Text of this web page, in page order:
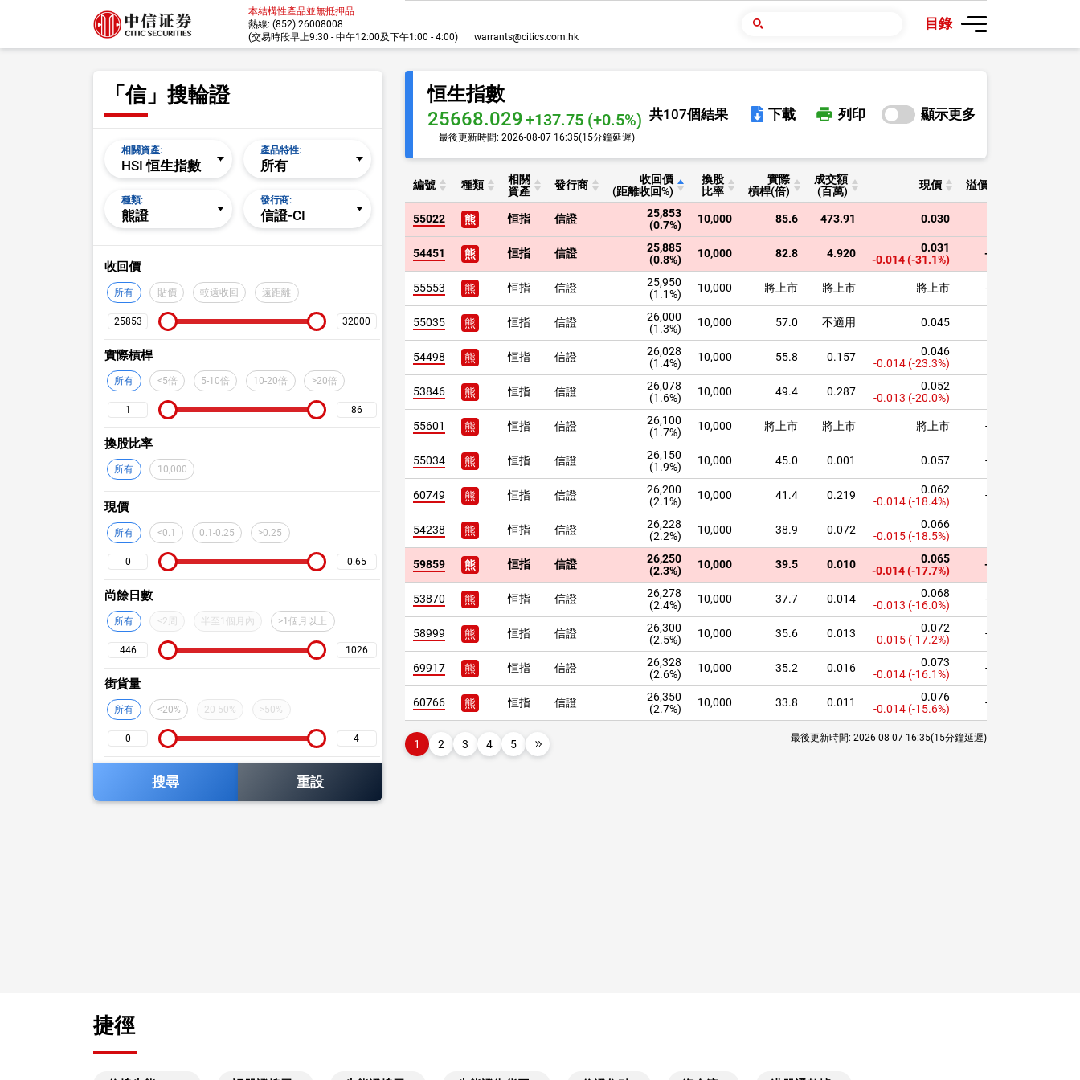
本結構性產品並無抵押品
熱線: (852) 26008008
(交易時段早上9:30 - 中午12:00及下午1:00 - 4:00)
warrants@citics.com.hk
目錄
「信」搜輪證
相關資產:
HSI 恒生指數
產品特性:
所有
種類:
熊證
發行商:
信證-CI
收回價
所有 貼價 較遠收回 遠距離
實際槓桿
所有 <5倍 5-10倍 10-20倍 >20倍
換股比率
所有 10,000
現價
所有 <0.1 0.1-0.25 >0.25
尚餘日數
所有 <2周 半至1個月內 >1個月以上
街貨量
所有 <20% 20-50% >50%
搜尋 重設
恒生指數
25668.029+137.75 (+0.5%)
最後更新時間: 2026-08-07 16:35(15分鐘延遲)
共107個結果 下載 列印 顯示更多
編號 種類
相關
資產
發行商
收回價
(距離收回%)
換股
比率
實際
槓桿(倍)
成交額
(百萬)
現價 溢價(%)
55022 熊 恒指 信證
25,853
(0.7%)
10,000 85.6 473.91 0.030
54451 熊 恒指 信證
25,885
(0.8%)
10,000 82.8 4.920
0.031
-0.014(-31.1%) -0.0%
55553 熊 恒指 信證
25,950
(1.1%)
10,000 將上市 將上市 將上市 -1.5%
55035 熊 恒指 信證
26,000
(1.3%)
10,000 57.0 不適用 0.045
54498 熊 恒指 信證
26,028
(1.4%)
10,000 55.8 0.157
0.046
-0.014 (-23.3%)
53846 熊 恒指 信證
26,078
(1.6%)
10,000 49.4 0.287
0.052
-0.013 (-20.0%)
55601 熊 恒指 信證
26,100
(1.7%)
10,000 將上市 將上市 將上市 -2.1%
55034 熊 恒指 信證
26,150
(1.9%)
10,000 45.0 0.001 0.057 -0.0%
60749 熊 恒指 信證
26,200
(2.1%)
10,000 41.4 0.219
0.062
-0.014 (-18.4%) -0.0%
54238 熊 恒指 信證
26,228
(2.2%)
10,000 38.9 0.072
0.066
-0.015 (-18.5%)
59859 熊 恒指 信證
26,250
(2.3%)
10,000 39.5 0.010
0.065
-0.014(-17.7%) -0.1%
53870 熊 恒指 信證
26,278
(2.4%)
10,000 37.7 0.014
0.068
-0.013 (-16.0%) -0.1%
58999 熊 恒指 信證
26,300
(2.5%)
10,000 35.6 0.013
0.072
-0.015 (-17.2%) -0.0%
69917 熊 恒指 信證
26,328
(2.6%)
10,000 35.2 0.016
0.073
-0.014 (-16.1%) -0.1%
60766 熊 恒指 信證
26,350
(2.7%)
10,000 33.8 0.011
0.076
-0.014 (-15.6%) -0.1%
1 2 3 4 5 最後更新時間: 2026-08-07 16:35(15分鐘延遲)
捷徑